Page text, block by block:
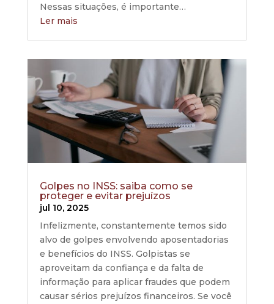
Nessas situações, é importante…
Ler mais
Golpes no INSS: saiba como se
proteger e evitar prejuízos
jul 10, 2025
Infelizmente, constantemente temos sido
alvo de golpes envolvendo aposentadorias
e benefícios do INSS. Golpistas se
aproveitam da confiança e da falta de
informação para aplicar fraudes que podem
causar sérios prejuízos financeiros. Se você